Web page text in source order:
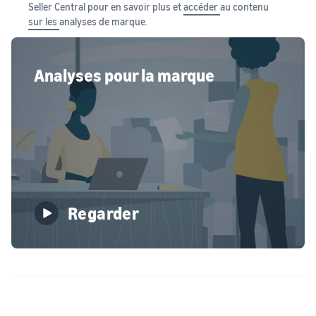
Seller Central pour en savoir plus etaccéderau contenu
sur les analyses de marque.
Analyses pour la marque
Regarder